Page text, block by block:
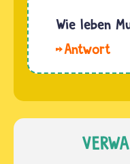
Viele…
Muslime
Fasten im
Ramadan
Allah. Du
Wie leben
im
Sommer
liegt,